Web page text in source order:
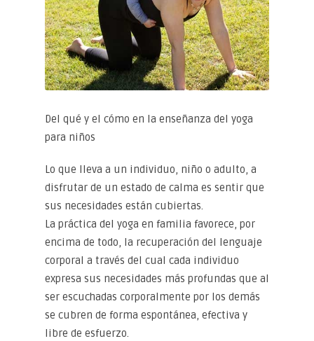
Del qué y el cómo en la enseñanza del yoga
para niños
Lo que lleva a un individuo, niño o adulto, a
disfrutar de un estado de calma es sentir que
sus necesidades están cubiertas.
La práctica del yoga en familia favorece, por
encima de todo, la recuperación del lenguaje
corporal a través del cual cada individuo
expresa sus necesidades más profundas que al
ser escuchadas corporalmente por los demás
se cubren de forma espontánea, efectiva y
libre de esfuerzo.